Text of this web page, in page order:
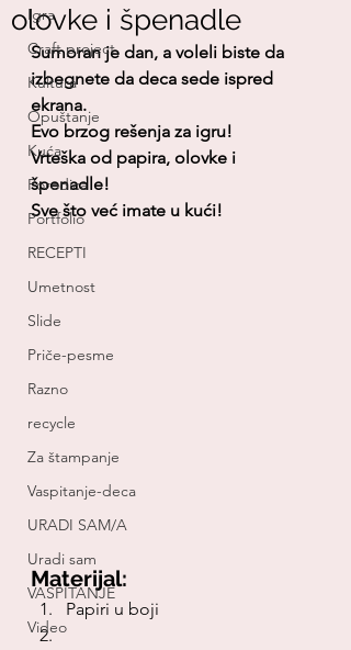
Igra
Craft project
Kultura
Opuštanje
Kuća
Porodica
Portfolio
RECEPTI
Umetnost
Slide
Priče-pesme
Razno
recycle
Za štampanje
Vaspitanje-deca
URADI SAM/A
Uradi sam
VASPITANJE
Video
olovke i špenadle
Sumoran je dan, a voleli biste da
izbegnete da deca sede ispred
ekrana.
Evo brzog rešenja za igru!
Vrteška od papira, olovke i
špenadle!
Sve što već imate u kući!
Materijal:
Papiri u boji